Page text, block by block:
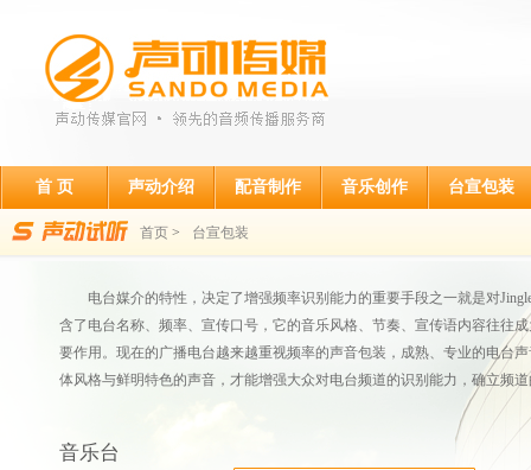
首 页 声动介绍 配音制作 音乐创作 台宣包装
首页 > 台宣包装
电台媒介的特性，决定了增强频率识别能力的重要手段之一就是对
含了电台名称、频率、宣传口号，它的音乐风格、节奏、宣传语内容往往
要作用。现在的广播电台越来越重视频率的声音包装，成熟、专业的电台
体风格与鲜明特色的声音，才能增强大众对电台频道的识别能力，确立频
音乐台